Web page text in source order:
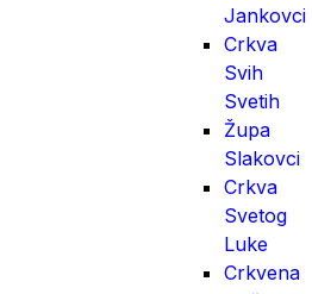
Jankovci
Crkva
Svih
Svetih
Župa
Slakovci
Crkva
Svetog
Luke
Crkvena